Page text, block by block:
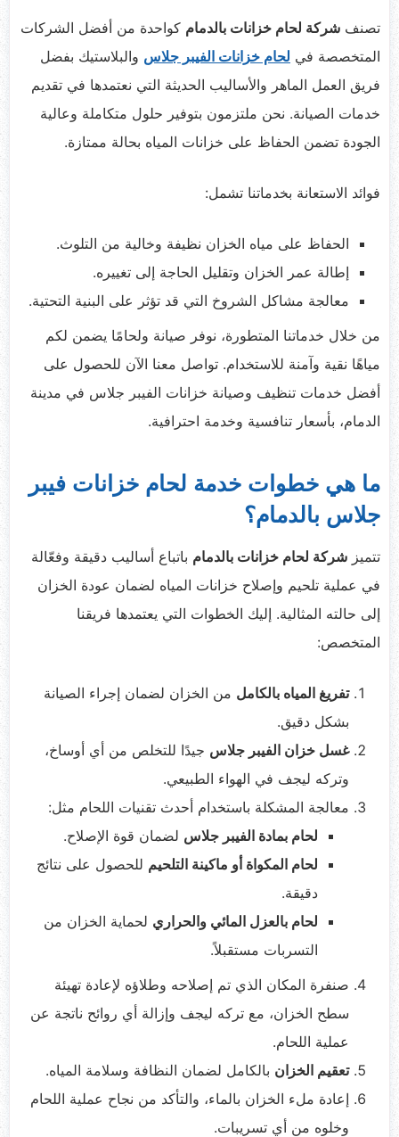
تصنف شركة لحام خزانات بالدمام كواحدة من أفضل الشركات
المتخصصة في لحام خزانات الفيبر جلاس والبلاستيك بفضل
فريق العمل الماهر والأساليب الحديثة التي نعتمدها في تقديم
خدمات الصيانة. نحن ملتزمون بتوفير حلول متكاملة وعالية
الجودة تضمن الحفاظ على خزانات المياه بحالة ممتازة.
فوائد الاستعانة بخدماتنا تشمل:
الحفاظ على مياه الخزان نظيفة وخالية من التلوث.
إطالة عمر الخزان وتقليل الحاجة إلى تغييره.
معالجة مشاكل الشروخ التي قد تؤثر على البنية التحتية.
من خلال خدماتنا المتطورة، نوفر صيانة ولحامًا يضمن لكم
مياهًا نقية وآمنة للاستخدام. تواصل معنا الآن للحصول على
أفضل خدمات تنظيف وصيانة خزانات الفيبر جلاس في مدينة
الدمام، بأسعار تنافسية وخدمة احترافية.
ما هي خطوات خدمة لحام خزانات فيبر
جلاس بالدمام؟
تتميز شركة لحام خزانات بالدمام باتباع أساليب دقيقة وفعّالة
في عملية تلحيم وإصلاح خزانات المياه لضمان عودة الخزان
إلى حالته المثالية. إليك الخطوات التي يعتمدها فريقنا
المتخصص:
تفريغ المياه بالكامل من الخزان لضمان إجراء الصيانة
بشكل دقيق.
غسل خزان الفيبر جلاس جيدًا للتخلص من أي أوساخ،
وتركه ليجف في الهواء الطبيعي.
معالجة المشكلة باستخدام أحدث تقنيات اللحام مثل:
لحام بمادة الفيبر جلاس لضمان قوة الإصلاح.
لحام المكواة أو ماكينة التلحيم للحصول على نتائج
دقيقة.
لحام بالعزل المائي والحراري لحماية الخزان من
التسربات مستقبلاً.
صنفرة المكان الذي تم إصلاحه وطلاؤه لإعادة تهيئة
سطح الخزان، مع تركه ليجف وإزالة أي روائح ناتجة عن
عملية اللحام.
تعقيم الخزان بالكامل لضمان النظافة وسلامة المياه.
إعادة ملء الخزان بالماء، والتأكد من نجاح عملية اللحام
وخلوه من أي تسريبات.